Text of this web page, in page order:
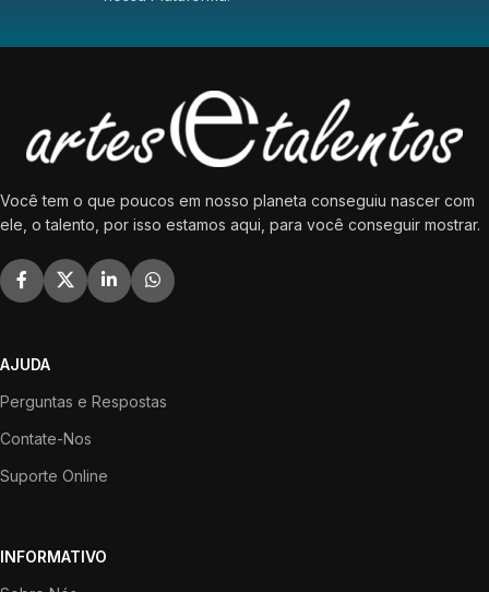
Você tem o que poucos em nosso planeta conseguiu nascer com
ele, o talento, por isso estamos aqui, para você conseguir mostrar.
AJUDA
Perguntas e Respostas
Contate-Nos
Suporte Online
INFORMATIVO